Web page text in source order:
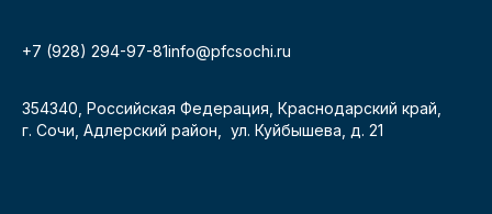
+7 (928) 294-97-81info@pfcsochi.ru
354340, Российская Федерация, Краснодарский край,
г. Сочи, Адлерский район, ул. Куйбышева, д. 21